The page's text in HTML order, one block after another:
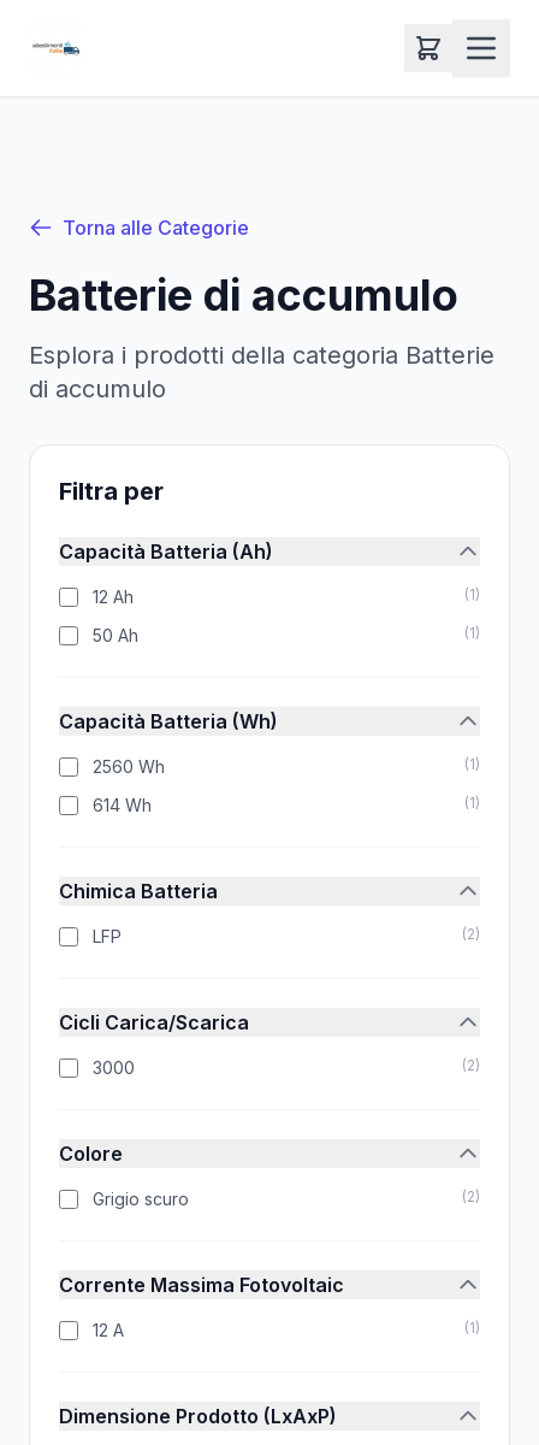
Torna alle Categorie
Batterie di accumulo
Esplora i prodotti della categoria Batterie
di accumulo
Filtra per
Capacità Batteria (Ah)
12 Ah (1)
50 Ah (1)
Capacità Batteria (Wh)
2560 Wh (1)
614 Wh (1)
Chimica Batteria
LFP (2)
Cicli Carica/Scarica
3000 (2)
Colore
Grigio scuro (2)
Corrente Massima Fotovoltaic
12 A (1)
Dimensione Prodotto (LxAxP)